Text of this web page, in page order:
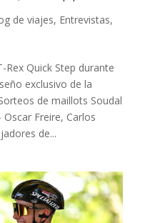
de viajes, Entrevistas,
Rex Quick Step durante
exclusivo de la
de maillots Soudal
Freire, Carlos
de...